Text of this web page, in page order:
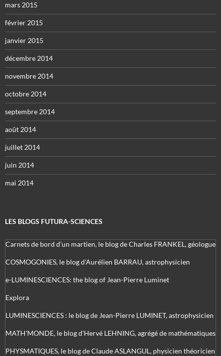
mars 2015
février 2015
janvier 2015
décembre 2014
novembre 2014
octobre 2014
septembre 2014
août 2014
juillet 2014
juin 2014
mai 2014
LES BLOGS FUTURA-SCIENCES
Carnets de bord d’un martien, le blog de Charles FRANKEL, géologue
COSMOGONIES, le blog d'Aurélien BARRAU, astrophysicien
e-LUMINESCIENCES: the blog of Jean-Pierre Luminet
Explora
LUMINESCIENCES : le blog de Jean-Pierre LUMINET, astrophysicien
MATH'MONDE, le blog d'Hervé LEHNING, agrégé de mathématiques
PHYSMATIQUES, le blog de Claude ASLANGUL, physicien théoricien